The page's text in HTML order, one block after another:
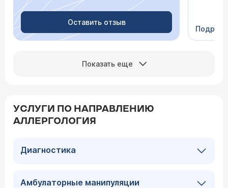
Оставить отзыв
Сейчас
Показать еще
УСЛУГИ ПО НАПРАВЛЕНИЮ
АЛЛЕРГОЛОГИЯ
Диагностика
Амбулаторные манипуляции